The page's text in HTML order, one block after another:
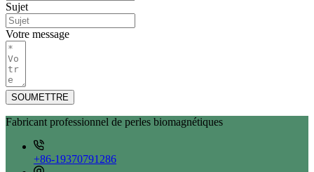
Sujet
Votre message
SOUMETTRE
Fabricant professionnel de perles biomagnétiques
+86-19370791286